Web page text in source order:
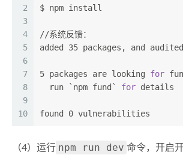
2
3
4
5
6
7
8
9
10
$ npm install
//系统反馈：
added 35 packages, and
5 packages are looking for
  run `npm fund`
for details
found 0 vulnerabilities
（4）运行 npm run dev 命令，开启